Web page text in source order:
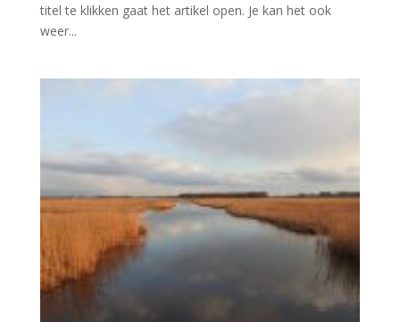
titel te klikken gaat het artikel open. Je kan het ook
weer...